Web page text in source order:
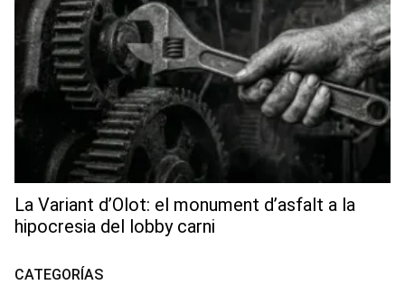
La Variant d’Olot: el monument d’asfalt a la
hipocresia del lobby carni
CATEGORÍAS